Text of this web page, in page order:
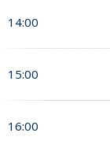
14:00
15:00
16:00